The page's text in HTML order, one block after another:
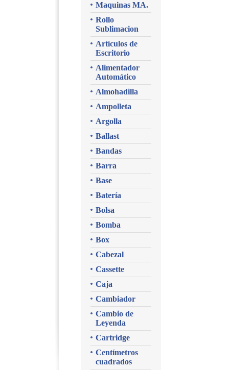
Maquinas MA.
Rollo
Sublimacion
Artículos de
Escritorio
Alimentador
Automático
Almohadilla
Ampolleta
Argolla
Ballast
Bandas
Barra
Base
Batería
Bolsa
Bomba
Box
Cabezal
Cassette
Caja
Cambiador
Cambio de
Leyenda
Cartridge
Centímetros
cuadrados